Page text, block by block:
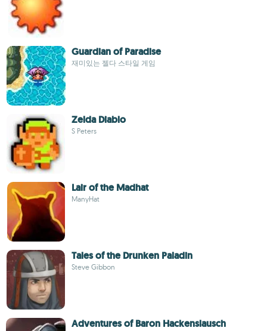
Guardian of Paradise
재미있는 젤다 스타일 게임
Zelda Diablo
S Peters
Lair of the Madhat
ManyHat
Tales of the Drunken Paladin
Steve Gibbon
Adventures of Baron Hackenslausch